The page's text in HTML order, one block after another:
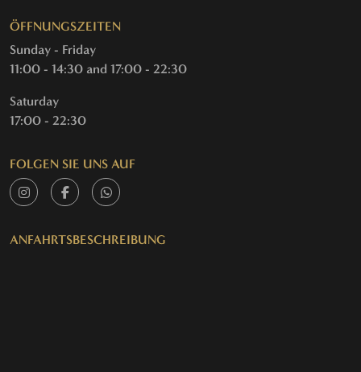
ÖFFNUNGSZEITEN
Sunday - Friday
11:00 - 14:30 and 17:00 - 22:30
Saturday
17:00 - 22:30
FOLGEN SIE UNS AUF
ANFAHRTSBESCHREIBUNG